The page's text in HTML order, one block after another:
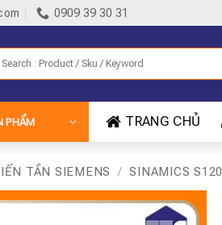
0909 39 30 31
PHẨM TRANG CHỦ
TẦN SIEMENS / SINAMICS S120